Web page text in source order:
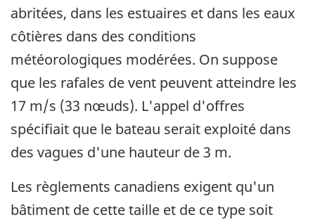
abritées, dans les estuaires et dans les eaux
côtières dans des conditions
météorologiques modérées. On suppose
que les rafales de vent peuvent atteindre les
17 m/s (33 nœuds). L'appel d'offres
spécifiait que le bateau serait exploité dans
des vagues d'une hauteur de 3 m.
Les règlements canadiens exigent qu'un
bâtiment de cette taille et de ce type soit